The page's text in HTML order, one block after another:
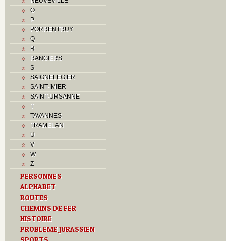
Industrie
M
O
Paroisses
Problème jurassien
Q
S
Sociétés locales
Z
O
P
PORRENTRUY
Q
R
RANGIERS
S
SAIGNELEGIER
SAINT-IMIER
SAINT-URSANNE
T
TAVANNES
TRAMELAN
U
V
W
Z
PERSONNES
ALPHABET
ROUTES
CHEMINS DE FER
HISTOIRE
PROBLEME JURASSIEN